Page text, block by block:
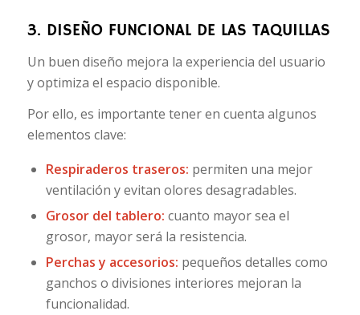
3. DISEÑO FUNCIONAL DE LAS TAQUILLAS
Un buen diseño mejora la experiencia del usuario
y optimiza el espacio disponible.
Por ello, es importante tener en cuenta algunos
elementos clave:
Respiraderos traseros: permiten una mejor
ventilación y evitan olores desagradables.
Grosor del tablero: cuanto mayor sea el
grosor, mayor será la resistencia.
Perchas y accesorios: pequeños detalles como
ganchos o divisiones interiores mejoran la
funcionalidad.